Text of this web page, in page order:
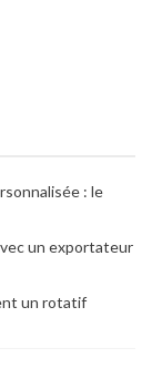
: le
un exportateur
un rotatif